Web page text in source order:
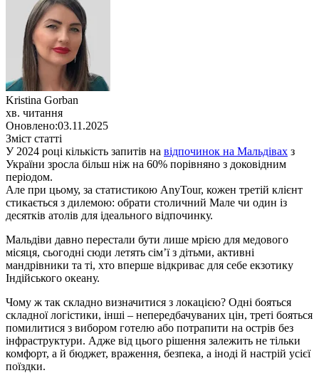
Kristina Gorban
хв. читання
Оновлено:03.11.2025
Зміст статті
У 2024 році кількість запитів на відпочинок на Мальдівах з
України зросла більш ніж на 60% порівняно з доковідним
періодом.
Але при цьому, за статистикою AnyTour, кожен третій клієнт
стикається з дилемою: обрати столичний Мале чи один із
десятків атолів для ідеального відпочинку.
Мальдіви давно перестали бути лише мрією для медового
місяця, сьогодні сюди летять сім’ї з дітьми, активні
мандрівники та ті, хто вперше відкриває для себе екзотику
Індійського океану.
Чому ж так складно визначитися з локацією? Одні бояться
складної логістики, інші – непередбачуваних цін, треті бояться
помилитися з вибором готелю або потрапити на острів без
інфраструктури. Адже від цього рішення залежить не тільки
комфорт, а й бюджет, враження, безпека, а іноді й настрій усієї
поїздки.